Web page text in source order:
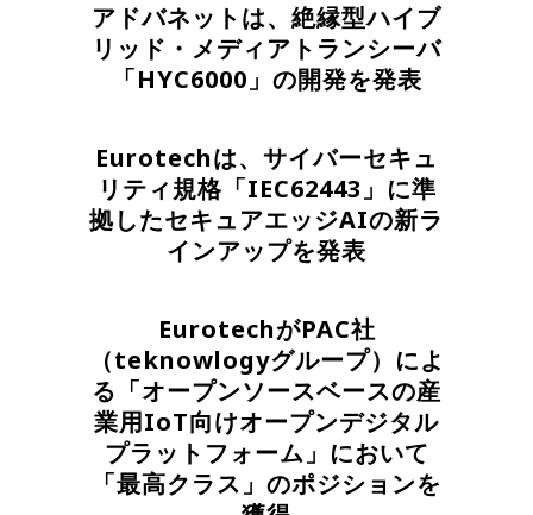
アドバネットは、絶縁型ハイブ
リッド・メディアトランシーバ
「HYC6000」の開発を発表
Eurotechは、サイバーセキュ
リティ規格「IEC62443」に準
拠したセキュアエッジAIの新ラ
インアップを発表
EurotechがPAC社
（teknowlogyグループ）によ
る「オープンソースベースの産
業用IoT向けオープンデジタル
プラットフォーム」において
「最高クラス」のポジションを